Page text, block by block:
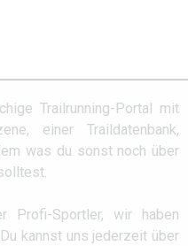
Trailrunning-Portal mit
einer Traildatenbank,
was du sonst noch über
Profi-Sportler, wir haben
kannst uns jederzeit über